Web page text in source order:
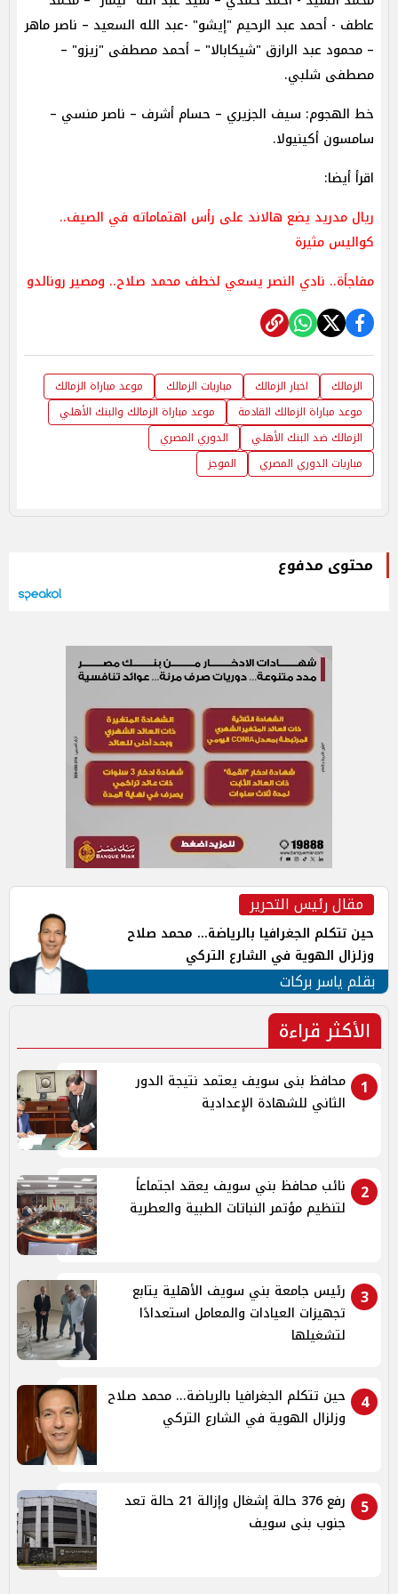
عاطف - أحمد عبد الرحيم "إيشو" -عبد الله السعيد – ناصر ماهر
– محمود عبد الرازق "شيكابالا" – أحمد مصطفى "زيزو" –
مصطفى شلبي.
خط الهجوم: سيف الجزيري – حسام أشرف – ناصر منسي –
سامسون أكينيولا.
اقرأ أيضا:
ريال مدريد يضع هالاند على رأس اهتماماته في الصيف..
كواليس مثيرة
مفاجأة.. نادي النصر يسعي لخطف محمد صلاح.. ومصير رونالدو
الزمالك اخبار الزمالك مباريات الزمالك
موعد مباراة الزمالك
موعد مباراة الزمالك القادمة
موعد مباراة الزمالك والبنك الأهلي
الزمالك ضد البنك الأهلي
الدوري المصري
مباريات الدوري المصري
الموجز
محتوى مدفوع
مقال رئيس التحرير
حين تتكلم الجغرافيا بالرياضة... محمد صلاح
وزلزال الهوية في الشارع التركي
بقلم ياسر بركات
الأكثر قراءة
1
محافظ بنى سويف يعتمد نتيجة الدور
الثاني للشهادة الإعدادية
2
نائب محافظ بني سويف يعقد اجتماعاً
لتنظيم مؤتمر النباتات الطبية والعطرية
3
رئيس جامعة بني سويف الأهلية يتابع
تجهيزات العيادات والمعامل استعدادًا
لتشغيلها
4
حين تتكلم الجغرافيا بالرياضة... محمد صلاح
وزلزال الهوية في الشارع التركي
5
رفع 376 حالة إشغال وإزالة 21 حالة تعد
جنوب بنى سويف